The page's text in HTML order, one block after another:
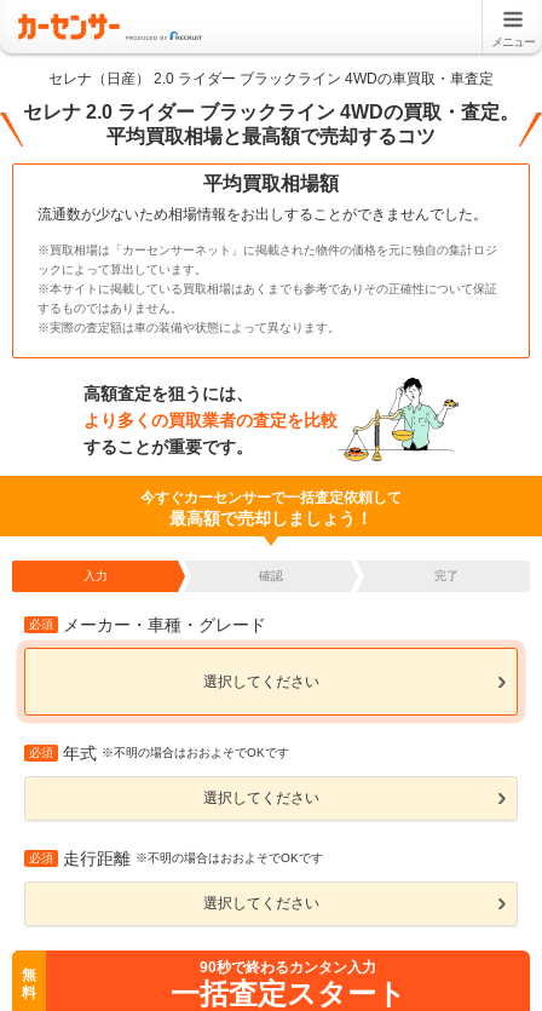
メニュー
セレナ（日産） 2.0 ライダー ブラックライン 4WDの車買取・車査定
セレナ 2.0 ライダー ブラックライン 4WDの買取・査定。
平均買取相場と最高額で売却するコツ
平均買取相場額
流通数が少ないため相場情報をお出しすることができませんでした。
※買取相場は「カーセンサーネット」に掲載された物件の価格を元に独自の集計ロジ
ックによって算出しています。
※本サイトに掲載している買取相場はあくまでも参考でありその正確性について保証
するものではありません。
※実際の査定額は車の装備や状態によって異なります。
高額査定を狙うには、
より多くの買取業者の査定を比較
することが重要です。
今すぐカーセンサーで一括査定依頼して
最高額で売却しましょう！
入力 確認 完了
必須 メーカー・車種・グレード
選択してください
必須 年式 ※不明の場合はおおよそでOKです
選択してください
必須 走行距離 ※不明の場合はおおよそでOKです
選択してください
無
料
90秒で終わるカンタン入力
一括査定スタート